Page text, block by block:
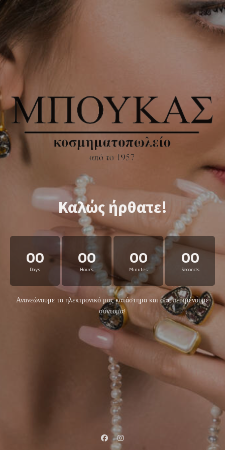
Καλώς ήρθατε!
00
Days
00
Hours
00
Minutes
00
Seconds
Ανανεώνουμε το ηλεκτρονικό μας κατάστημα και σας περιμένουμε
σύντομα!